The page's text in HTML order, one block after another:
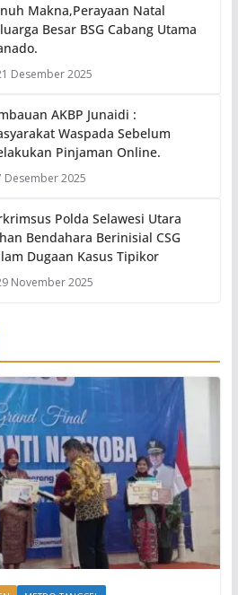
Makna,Perayaan Natal
Besar BSG Cabang Utama
Desember 2025
AKBP Junaidi :
Waspada Sebelum
Pinjaman Online.
Desember 2025
Polda Selawesi Utara
Bendahara Berinisial CSG
Dugaan Kasus Tipikor
November 2025